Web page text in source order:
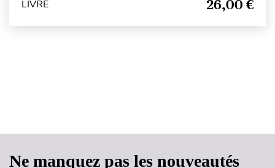
LIVRE 26,00 €
Ne manquez pas les nouveautés